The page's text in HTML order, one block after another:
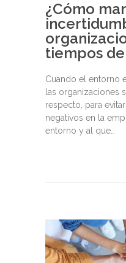
¿Cómo
tiempos
Cuando el entorno
las organizaciones
respecto, para
negativos en la
entorno y al que…